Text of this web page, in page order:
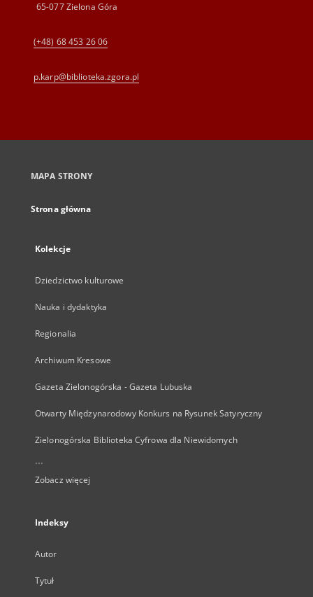
65-077 Zielona Góra
(+48) 68 453 26 06
p.karp@biblioteka.zgora.pl
MAPA STRONY
Strona główna
Kolekcje
Dziedzictwo kulturowe
Nauka i dydaktyka
Regionalia
Archiwum Kresowe
Gazeta Zielonogórska - Gazeta Lubuska
Otwarty Międzynarodowy Konkurs na Rysunek Satyryczny
Zielonogórska Biblioteka Cyfrowa dla Niewidomych
...
Zobacz więcej
Indeksy
Autor
Tytuł